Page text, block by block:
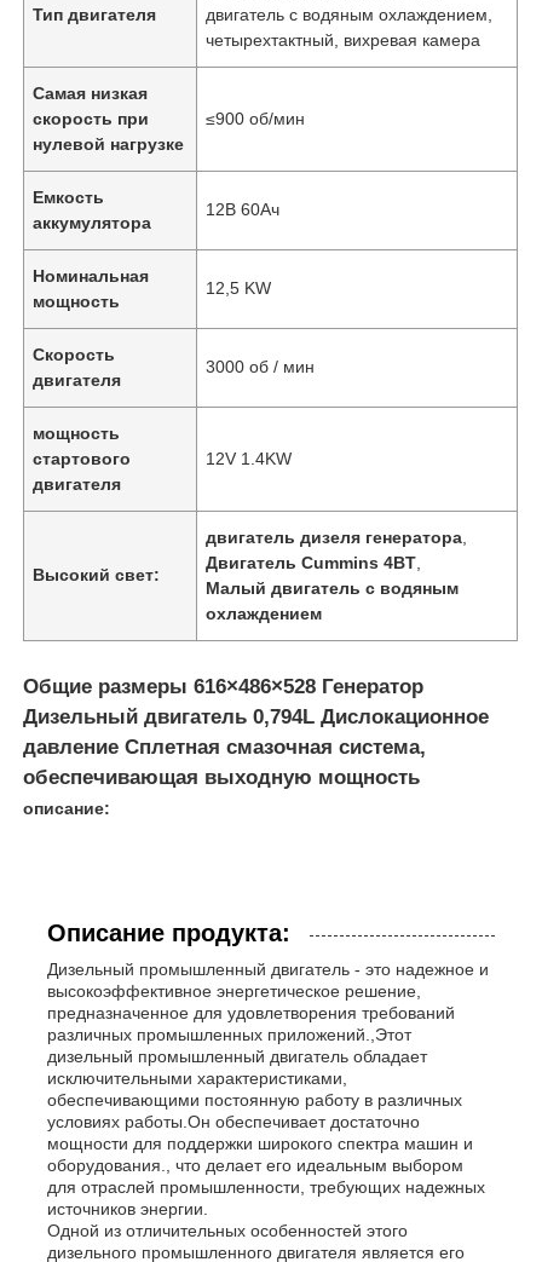
Главная страница
Продукция
Ролики
Тип двигателя
двигатель с водяным охлаждением,
четырехтактный, вихревая камера
Самая низкая
скорость при
нулевой нагрузке
≤900 об/мин
Емкость
аккумулятора
12В 60Ач
Номинальная
мощность
12,5 KW
Скорость
двигателя
3000 об / мин
мощность
стартового
двигателя
12V 1.4KW
Высокий свет:
двигатель дизеля генератора
Двигатель Cummins 4BT
Малый двигатель с водяным
охлаждением
Общие размеры 616×486×528 Генератор
Дизельный двигатель 0,794L Дислокационное
давление Сплетная смазочная система,
обеспечивающая выходную мощность
описание:
Описание продукта:
Дизельный промышленный двигатель - это надежное и
высокоэффективное энергетическое решение,
предназначенное для удовлетворения требований
различных промышленных приложений.,Этот
дизельный промышленный двигатель обладает
исключительными характеристиками,
обеспечивающими постоянную работу в различных
условиях работы.Он обеспечивает достаточно
мощности для поддержки широкого спектра машин и
оборудования., что делает его идеальным выбором
для отраслей промышленности, требующих надежных
источников энергии.
Одной из отличительных особенностей этого
дизельного промышленного двигателя является его